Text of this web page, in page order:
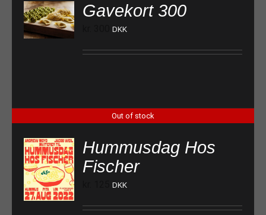
Gavekort 300
DKK
Out of stock
Hummusdag Hos
Fischer
DKK